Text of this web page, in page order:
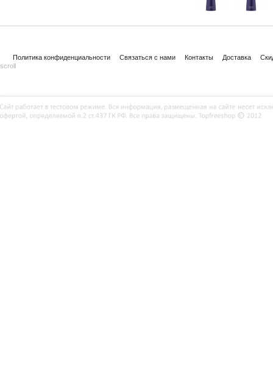
Политика конфиденциальности Связаться с нами Контакты Доставка
scroll